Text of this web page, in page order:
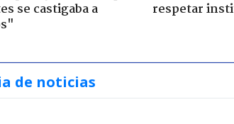
se castigaba a
respetar
de noticias